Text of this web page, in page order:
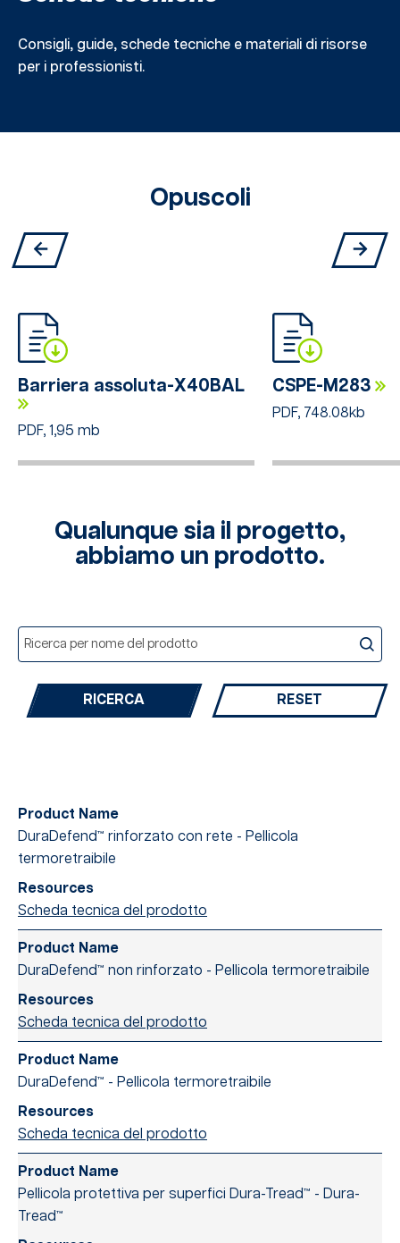
Consigli, guide, schede tecniche e materiali di risorse
per i professionisti.
Opuscoli
Barriera assoluta-X40BAL
PDF, 1,95 mb
CSPE-M283
PDF, 748.08kb
Qualunque sia il progetto,
abbiamo un prodotto.
RESET
DuraDefend™ rinforzato con rete - Pellicola
termoretraibile
Scheda tecnica del prodotto
DuraDefend™ non rinforzato - Pellicola termoretraibile
Scheda tecnica del prodotto
DuraDefend™ - Pellicola termoretraibile
Scheda tecnica del prodotto
Pellicola protettiva per superfici Dura-Tread™ - Dura-
Tread™